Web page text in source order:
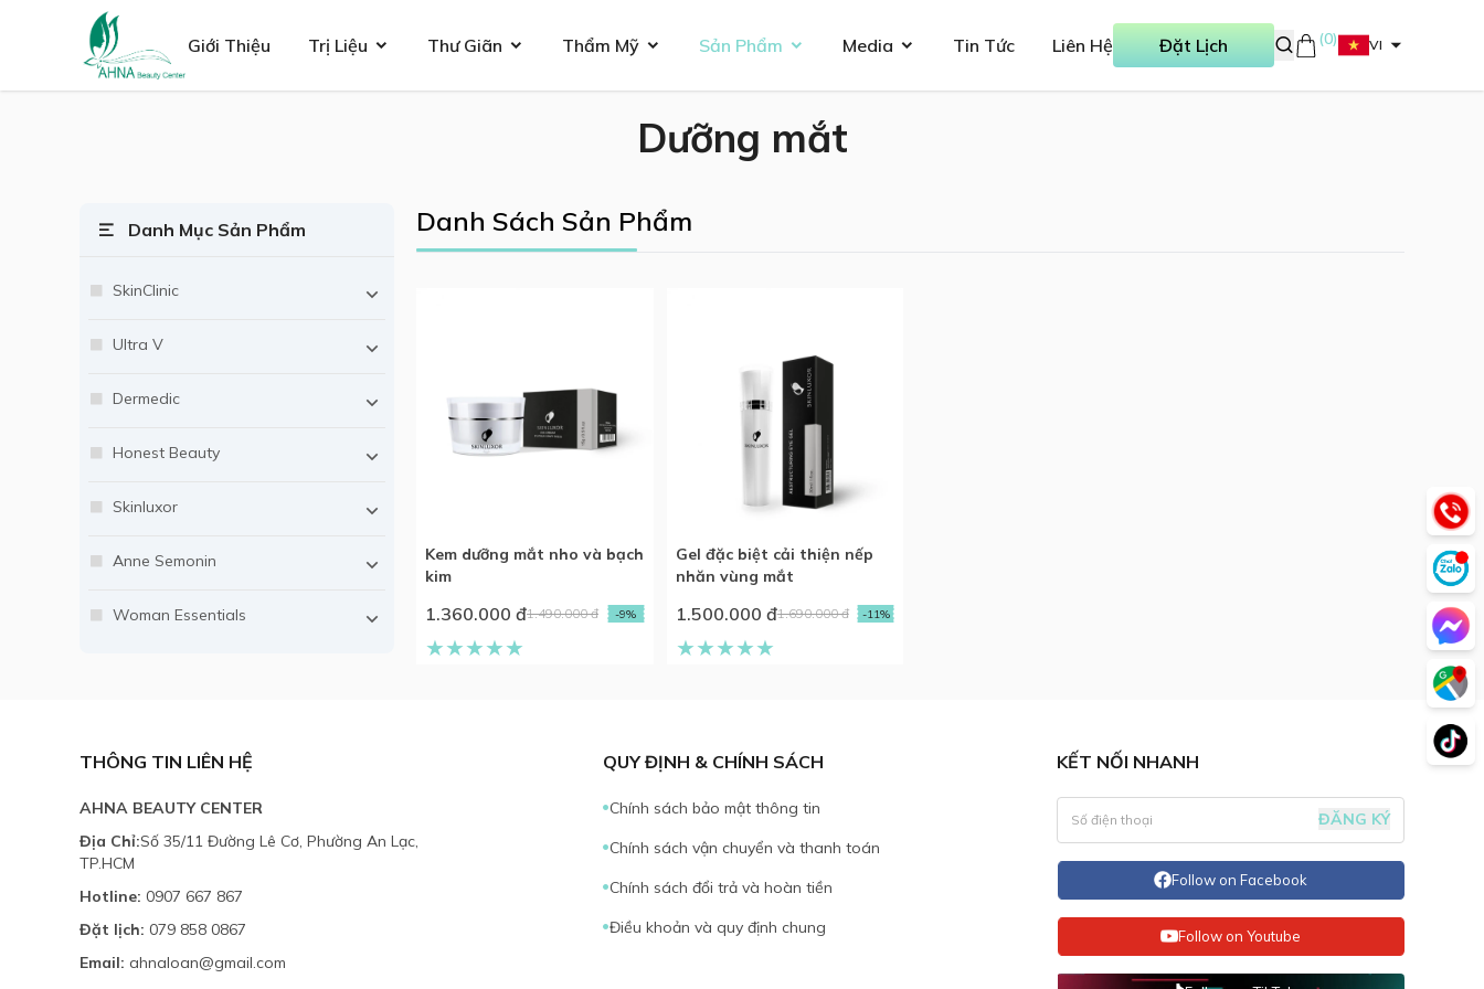
Giới Thiệu Trị Liệu Thư Giãn Thẩm Mỹ Sản Phẩm Media Tin Tức Liên Hệ Đặt Lịch (0) VI
Dưỡng mắt
Danh Mục Sản Phẩm
SkinClinic
Ultra V
Dermedic
Honest Beauty
Skinluxor
Anne Semonin
Woman Essentials
Danh Sách Sản Phẩm
Kem dưỡng mắt nho và bạch
kim
1.360.000 đ1.490.000 đ -9%
Gel đặc biệt cải thiện nếp
nhăn vùng mắt
1.500.000 đ1.690.000 đ -11%
THÔNG TIN LIÊN HỆ
AHNA BEAUTY CENTER
Địa Chỉ:Số 35/11 Đường Lê Cơ, Phường An Lạc,
TP.HCM
Hotline: 0907 667 867
Đặt lịch: 079 858 0867
Email: ahnaloan@gmail.com
QUY ĐỊNH & CHÍNH SÁCH
Chính sách bảo mật thông tin
Chính sách vận chuyển và thanh toán
Chính sách đổi trả và hoàn tiền
Điều khoản và quy định chung
KẾT NỐI NHANH
ĐĂNG KÝ
Follow on Facebook
Follow on Youtube